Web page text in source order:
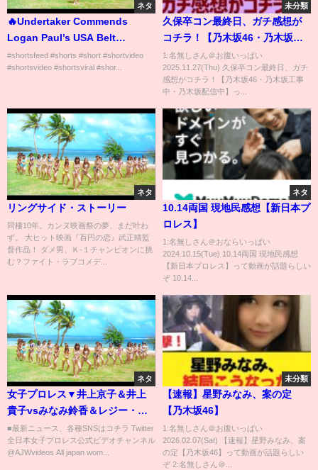
ネタ
🔥Undertaker Commends
Logan Paul’s USA Belt
Promotion! 💪
#shortsfeed #shorts #short #shortvideo
#shortsvideo #shortsviral #shor...
未分類
久保卒コン最終日、ガチ感想が
コチラ！【乃木坂46・乃木坂工
事中・乃木坂配信中】
1:名無しさん＠お腹いっぱい
2025.11.27(Thu) 久保卒コン最終日、ガチ
感想がコチラ！【乃木坂46・乃木坂工事
中・乃木坂配信中】っ...
ネタ
リングサイド・ストーリー
同棲10年。カンヌ映画祭の夢、まだ叶わ
ず。 大ヒット映画『百円の恋』武正晴監
督作品！ ダメ男、Ｋ-１チャンピオンに挑
む？ファイト・ラブコメデ...
ネタ
10.14両国 現地民感想【新日本プ
ロレス】
1:名無しさん＠おならいっぱい
2024.10.15(Tue) 10.14両国 現地民感想
【新日本プロレス】って動画が話題らしい
ぞ 10.14...
ネタ
女子プロレス▼井上京子＆井上
貴子vsみなみ鈴香＆レジー・ベ
ネット第100代WWWA世界タッ
グ王座決定トーナメント" 全日本
女子プロレス公式
■最新ニュース、各種SNSはコチラ Twitter
全日本女子プロレス公式ビデオチャンネル
@AJWvideos All japan wom...
未分類
【速報】星野みなみ、案の定
【乃木坂46】
1:名無しさん＠お腹いっぱい
2026.02.07(Sat) 【速報】星野みなみ、案
の定【乃木坂46】って動画が話題らしい
ぞ 2:名無しさん＠...